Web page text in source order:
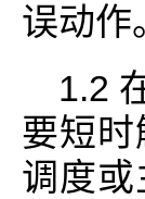
误动作
1.2
要短
调度